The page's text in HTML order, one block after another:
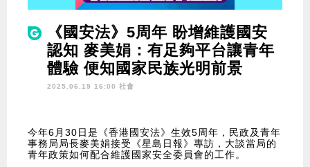
《國安法》5周年 盼增維護國安
認知 麥美娟：有足夠平台讓青年
體驗 便知國家民族光明前景
2025.06.19 16:00 社會
今年6月30日是《香港國安法》生效5周年，民政及青年
事務局局長麥美娟接受《星島日報》專訪，大談當局的
青年政策如何配合維護國家安全委員會的工作。